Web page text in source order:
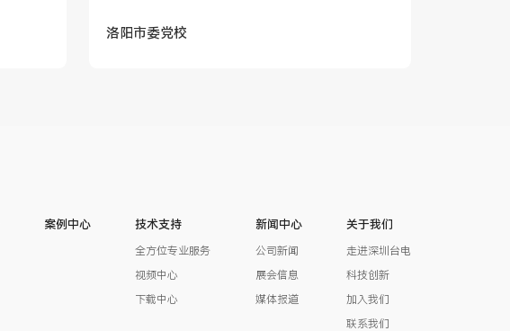
洛阳市委党校
案例中心 技术支持
全方位专业服务
视频中心
下载中心
新闻中心
公司新闻
展会信息
媒体报道
关于我们
走进深圳台电
科技创新
加入我们
联系我们